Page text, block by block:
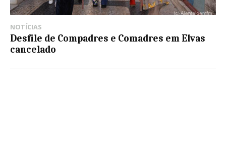
NOTÍCIAS
Desfile de Compadres e Comadres em Elvas
cancelado